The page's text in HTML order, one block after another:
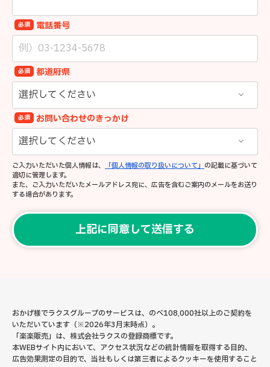
電話番号
必須
都道府県
必須
お問い合わせのきっかけ
必須
ご入力いただいた個人情報は、 「個人情報の取り扱いについて」 の記載に基づいて
適切に管理します。
また、ご入力いただいたメールアドレス宛に、広告を含むご案内のメールをお送り
する場合があります。
おかげ様でラクスグループのサービスは、のべ108,000社以上のご契約を
いただいています（※2026年3月末時点）。
「楽楽販売」は、株式会社ラクスの登録商標です。
本WEBサイト内において、アクセス状況などの統計情報を取得する目的、
広告効果測定の目的で、当社もしくは第三者によるクッキーを使用すること